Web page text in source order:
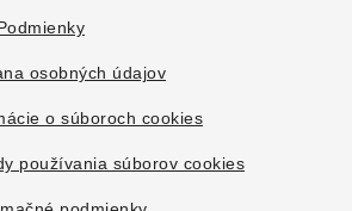
osobných údajov
o súboroch cookies
používania súborov cookies